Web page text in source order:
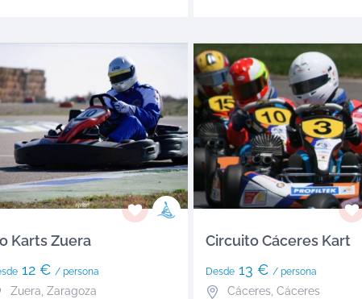
Karts Zuera
12 € / persona
Zuera, Zaragoza
Circuito Cáceres Kart
Desde13 € / persona
Cáceres, Cáceres